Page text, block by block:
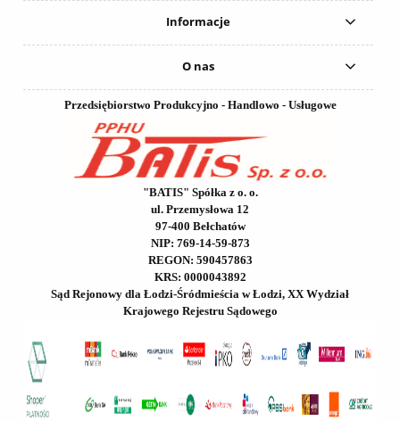
Informacje
O nas
Przedsiębiorstwo Produkcyjno - Handlowo - Usługowe
"BATIS" Spółka z o. o.
ul. Przemysłowa 12
97-400 Bełchatów
NIP: 769-14-59-873
REGON: 590457863
KRS: 0000043892
Sąd Rejonowy dla Łodzi-Śródmieścia w Łodzi, XX Wydział
Krajowego Rejestru Sądowego